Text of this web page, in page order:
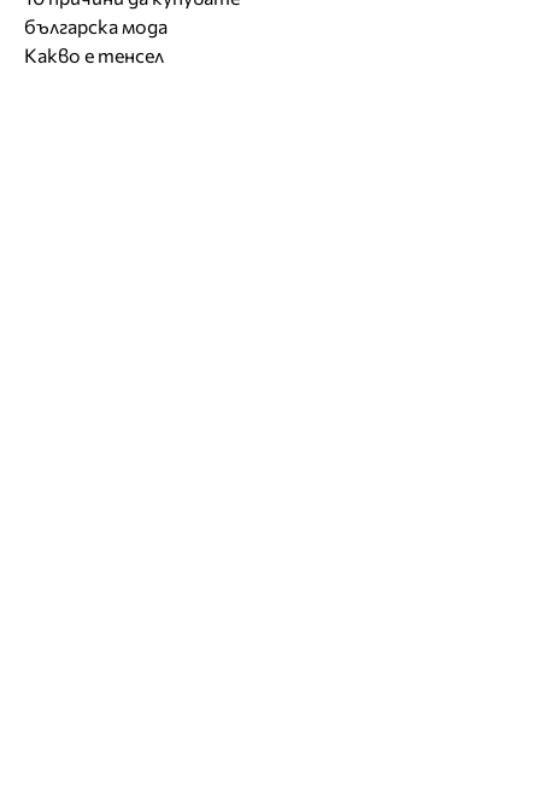
българска мода
Какво е тенсел